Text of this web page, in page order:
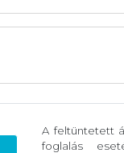
A feltüntetett
foglalás